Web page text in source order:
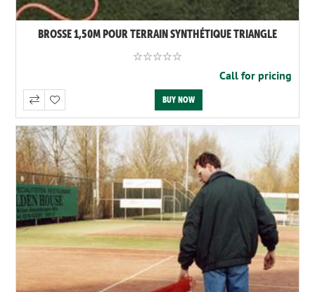
BROSSE 1,50M POUR TERRAIN SYNTHÉTIQUE TRIANGLE
Call for pricing